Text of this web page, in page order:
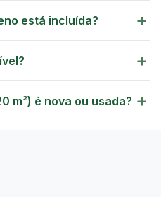
está incluída? +
+
m²) é nova ou usada? +